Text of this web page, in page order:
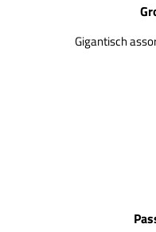
Gigantisch